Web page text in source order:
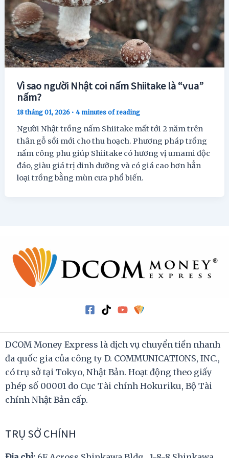
Vì sao người Nhật coi nấm Shiitake là “vua”
nấm?
18 tháng 01, 2026 •4 minutes of reading
Người Nhật trồng nấm Shiitake mất tới 2 năm trên
thân gỗ sồi mới cho thu hoạch. Phương pháp trồng
nấm công phu giúp Shiitake có hương vị umami độc
đáo, giàu giá trị dinh dưỡng và có giá cao hơn hẳn
loại trồng bằng mùn cưa phổ biến.
DCOM Money Express là dịch vụ chuyển tiền nhanh
đa quốc gia của công ty D. COMMUNICATIONS, INC.,
có trụ sở tại Tokyo, Nhật Bản. Hoạt động theo giấy
phép số 00001 do Cục Tài chính Hokuriku, Bộ Tài
chính Nhật Bản cấp.
TRỤ SỞ CHÍNH